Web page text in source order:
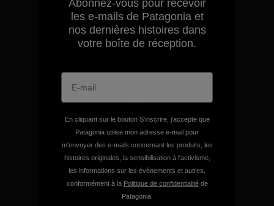
responsabilité de notre
impact.
Nous soutenons l'activisme
de terrain.
Consulter Patagonia Action Works
Abonnez-vous pour recevoir
les e-mails de Patagonia et
nos dernières histoires dans
votre boîte de réception.
En cliquant sur le bouton S’inscrire, j'accepte que
Patagonia utilise mon adresse e-mail pour
m'envoyer des e-mails concernant les produits, les
histoires originales, la sensibilisation à l'activisme,
les informations sur les événements et autres,
conformément à la Politique de confidentialitéde
Patagonia.